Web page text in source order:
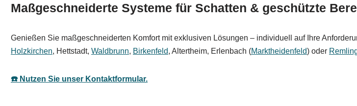
Maßgeschneiderte Systeme für Schatten & geschützte
Genießen Sie maßgeschneiderten Komfort mit exklusiven Lösungen – individuell auf Ihre
Holzkirchen, Hettstadt, Waldbrunn, Birkenfeld, Altertheim, Erlenbach (Marktheidenfeld) oder
☎️ Nutzen Sie unser Kontaktformular.